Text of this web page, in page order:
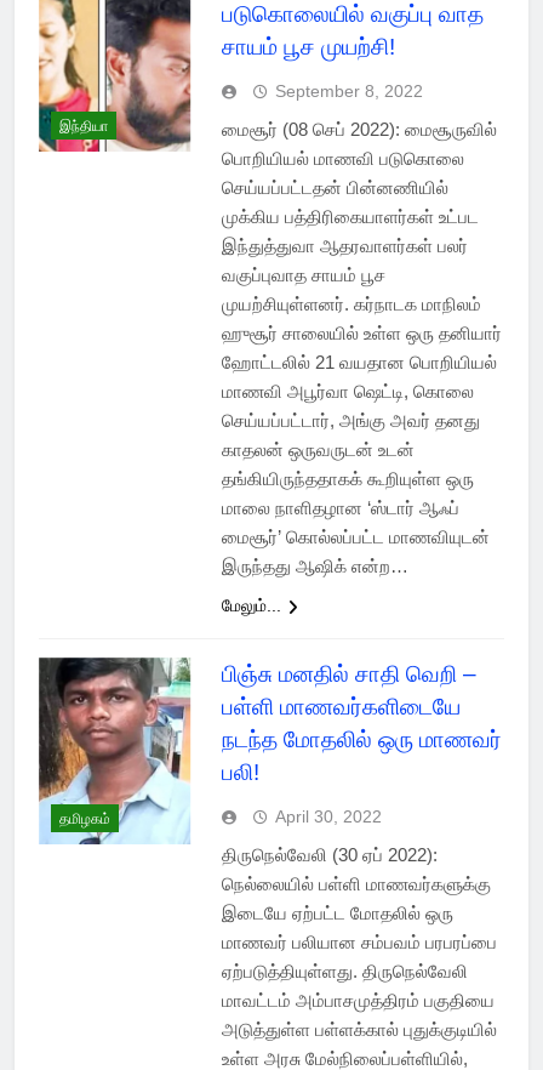
இந்தியா
படுகொலையில் வகுப்பு வாத
சாயம் பூச முயற்சி!
September 8, 2022
மைசூர் (08 செப் 2022): மைசூருவில்
பொறியியல் மாணவி படுகொலை
செய்யப்பட்டதன் பின்னணியில்
முக்கிய பத்திரிகையாளர்கள் உட்பட
இந்துத்துவா ஆதரவாளர்கள் பலர்
வகுப்புவாத சாயம் பூச
முயற்சியுள்ளனர். கர்நாடக மாநிலம்
ஹுசூர் சாலையில் உள்ள ஒரு தனியார்
ஹோட்டலில் 21 வயதான பொறியியல்
மாணவி அபூர்வா ஷெட்டி, கொலை
செய்யப்பட்டார், அங்கு அவர் தனது
காதலன் ஒருவருடன் உடன்
தங்கியிருந்ததாகக் கூறியுள்ள ஒரு
மாலை நாளிதழான ‘ஸ்டார் ஆஃப்
மைசூர்’ கொல்லப்பட்ட மாணவியுடன்
இருந்தது ஆஷிக் என்ற…
மேலும்...
தமிழகம்
பிஞ்சு மனதில் சாதி வெறி –
பள்ளி மாணவர்களிடையே
நடந்த மோதலில் ஒரு மாணவர்
பலி!
April 30, 2022
திருநெல்வேலி (30 ஏப் 2022):
நெல்லையில் பள்ளி மாணவர்களுக்கு
இடையே ஏற்பட்ட மோதலில் ஒரு
மாணவர் பலியான சம்பவம் பரபரப்பை
ஏற்படுத்தியுள்ளது. திருநெல்வேலி
மாவட்டம் அம்பாசமுத்திரம் பகுதியை
அடுத்துள்ள பள்ளக்கால் புதுக்குடியில்
உள்ள அரசு மேல்நிலைப்பள்ளியில்,